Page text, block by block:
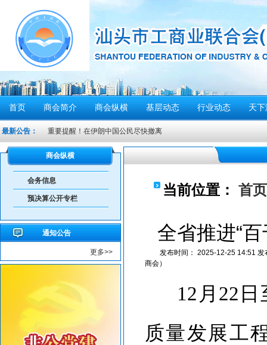
首页 商会简介 商会纵横 基层动态 行业动态 天
最新公告： 密切关注超强台风“桦加沙”，注意防范
汕头将分区域、分行业、分时段实行“四停”
汕头市2026年“6·30”助力乡村振兴活动倡议书
【人民防空宣传周】如何辨别防空警报？我们应该...
6月21日10时15分，汕头将实施防空警报试鸣！
汕头发布2026年6月份重点行业领域安全风险提示
重要提醒！中国公民近期避免前往日本
商会纵横
会务信息
预决算公开专栏
通知公告
更多>>
当前位置： 首页
全省推进“
发布时间： 2025-12-25 14:51 发
商会）
12月22
质量发展工